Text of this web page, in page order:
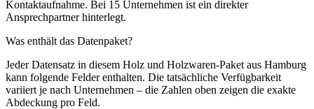
Kontaktaufnahme. Bei 15 Unternehmen ist ein direkter
Ansprechpartner hinterlegt.
Was enthält das Datenpaket?
Jeder Datensatz in diesem Holz und Holzwaren-Paket aus Hamburg
kann folgende Felder enthalten. Die tatsächliche Verfügbarkeit
variiert je nach Unternehmen – die Zahlen oben zeigen die exakte
Abdeckung pro Feld.